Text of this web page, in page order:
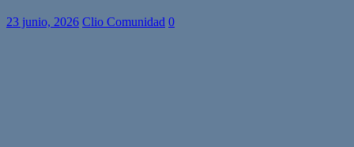
23 junio, 2026 Clio Comunidad 0